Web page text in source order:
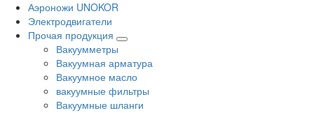
Аэроножи UNOKOR
Электродвигатели
Прочая продукция
Вакуумметры
Вакуумная арматура
Вакуумное масло
вакуумные фильтры
Вакуумные шланги